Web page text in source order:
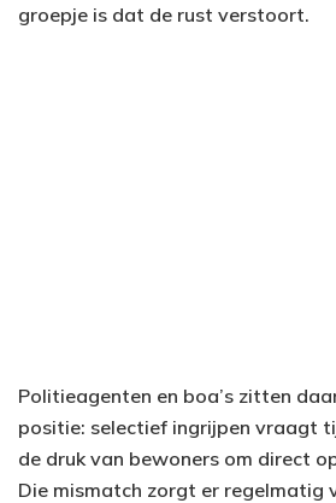
groepje is dat de rust verstoort.
Politieagenten en boa’s zitten
positie: selectief ingrijpen vraagt
de druk van bewoners om direct
Die mismatch zorgt er regelmatig